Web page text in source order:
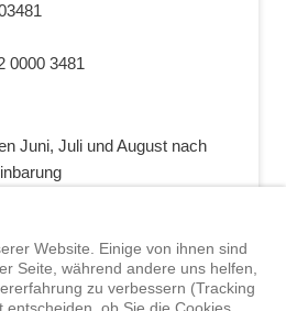
0000 3481
Juni, Juli und August nach
Website. Einige von ihnen sind
Seite, während andere uns helfen,
zu verbessern (Tracking